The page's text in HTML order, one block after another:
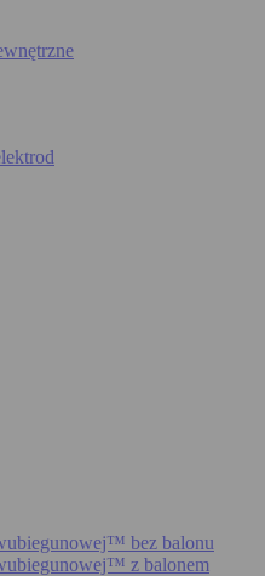
bez balonu
z balonem